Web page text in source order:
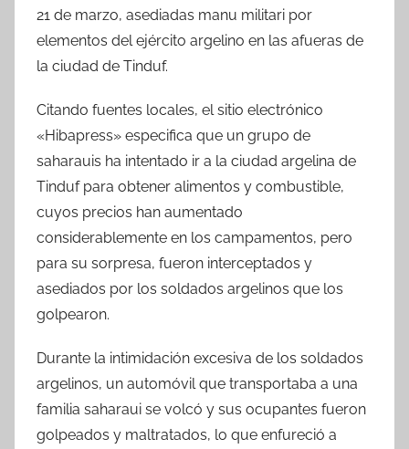
21 de marzo, asediadas manu militari por
elementos del ejército argelino en las afueras de
la ciudad de Tinduf.
Citando fuentes locales, el sitio electrónico
«Hibapress» especifica que un grupo de
saharauis ha intentado ir a la ciudad argelina de
Tinduf para obtener alimentos y combustible,
cuyos precios han aumentado
considerablemente en los campamentos, pero
para su sorpresa, fueron interceptados y
asediados por los soldados argelinos que los
golpearon.
Durante la intimidación excesiva de los soldados
argelinos, un automóvil que transportaba a una
familia saharaui se volcó y sus ocupantes fueron
golpeados y maltratados, lo que enfureció a